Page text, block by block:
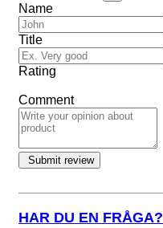
Name
Title
Rating
Comment
HAR DU EN FRÅGA?